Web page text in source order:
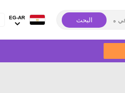
البحث EG-AR